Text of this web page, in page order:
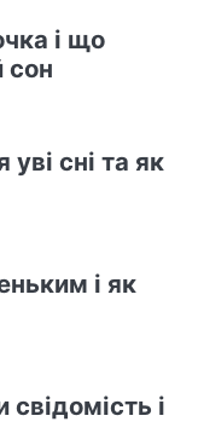
і що
сон
сні та як
і як
і